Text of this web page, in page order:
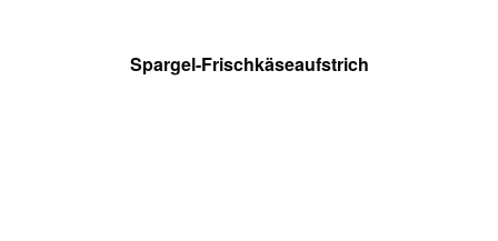
Spargel-Frischkäseaufstrich